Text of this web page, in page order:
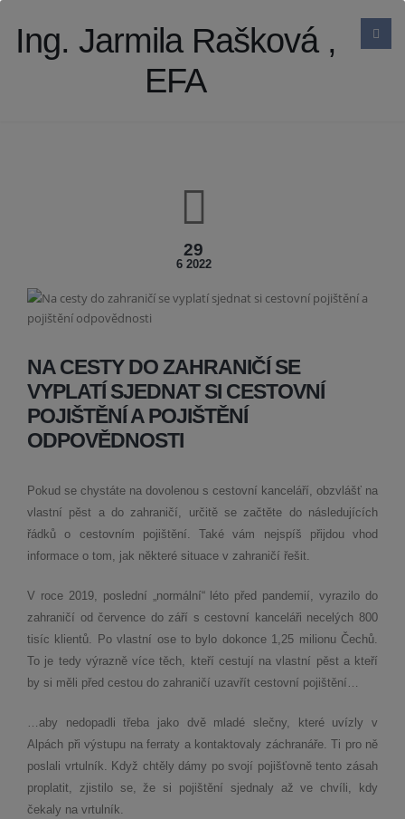
Ing. Jarmila Rašková ,
EFA
29
6 2022
NA CESTY DO ZAHRANIČÍ SE
VYPLATÍ SJEDNAT SI CESTOVNÍ
POJIŠTĚNÍ A POJIŠTĚNÍ
ODPOVĚDNOSTI
Pokud se chystáte na dovolenou s cestovní kanceláří, obzvlášť na
vlastní pěst a do zahraničí, určitě se začtěte do následujících
řádků o cestovním pojištění. Také vám nejspíš přijdou vhod
informace o tom, jak některé situace v zahraničí řešit.
V roce 2019, poslední „normální“ léto před pandemií, vyrazilo do
zahraničí od července do září s cestovní kanceláři necelých 800
tisíc klientů. Po vlastní ose to bylo dokonce 1,25 milionu Čechů.
To je tedy výrazně více těch, kteří cestují na vlastní pěst a kteří
by si měli před cestou do zahraničí uzavřít cestovní pojištění…
…aby nedopadli třeba jako dvě mladé slečny, které uvízly v
Alpách při výstupu na ferraty a kontaktovaly záchranáře. Ti pro ně
poslali vrtulník. Když chtěly dámy po svojí pojišťovně tento zásah
proplatit, zjistilo se, že si pojištění sjednaly až ve chvíli, kdy
čekaly na vrtulník.